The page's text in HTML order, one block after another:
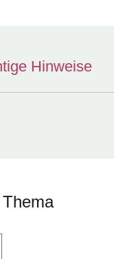
Hinweise